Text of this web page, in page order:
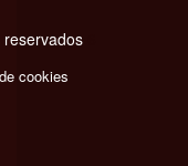
cookies